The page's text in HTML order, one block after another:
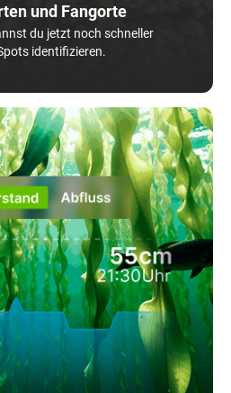
und Fangorte
du jetzt noch schneller
identifizieren.